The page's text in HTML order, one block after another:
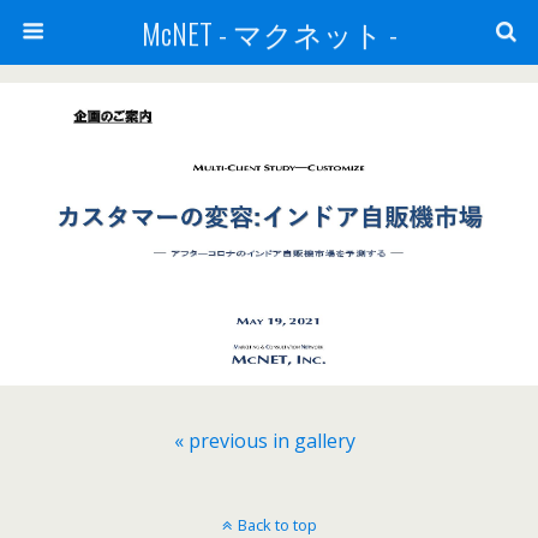
McNET - マクネット -
« previous in gallery
Back to top